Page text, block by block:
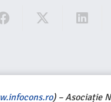
) – Asociație